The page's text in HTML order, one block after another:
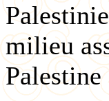
milieu